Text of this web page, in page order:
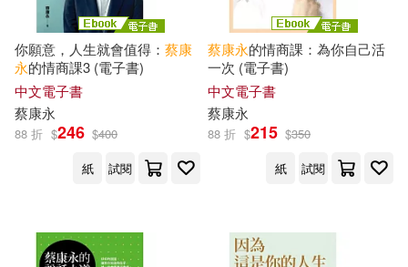
作者/演唱/譯/編/繪(41)
價格
範圍
你願意，人生就會值得： 蔡康
永的情商課3 (電子書)
中文電子書
蔡康永
88 折 $246 $400
紙
試閱
蔡康永的情商課：為你自己活
一次 (電子書)
中文電子書
蔡康永
88 折 $215 $350
紙
試閱